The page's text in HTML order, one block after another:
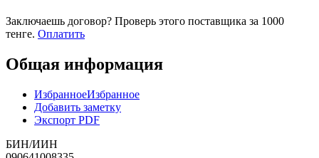
Заключаешь договор? Проверь этого поставщика за 1000
тенге. Оплатить
Общая информация
ИзбранноеИзбранное
Добавить заметку
Экспорт PDF
БИН/ИИН